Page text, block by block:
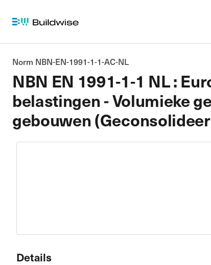
NBN EN 1991-1-1 NL :
belastingen - Volumieke
gebouwen
Norm NBN-EN-1991-1-1-AC-NL
Details